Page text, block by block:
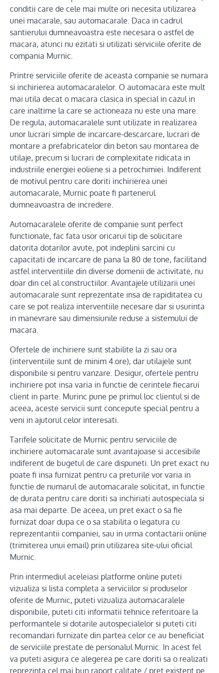
conditii care de cele mai multe ori necesita utilizarea
unei macarale, sau automacarale. Daca in cadrul
santierului dumneavoastra este necesara o astfel de
macara, atunci nu ezitati si utilizati serviciile oferite de
compania Murnic.
Printre serviciile oferite de aceasta companie se numara
si inchirierea automacaralelor. O automacara este mult
mai utila decat o macara clasica in special in cazul in
care inaltime la care se actioneaza nu este una mare.
De regula, automacaralele sunt utilizate in realizarea
unor lucrari simple de incarcare-descarcare, lucrari de
montare a prefabricatelor din beton sau montarea de
utilaje, precum si lucrari de complexitate ridicata in
industriile energiei eoliene si a petrochimiei. Indiferent
de motivul pentru care doriti inchirierea unei
automacarale, Murnic poate fi partenerul
dumneavoastra de incredere.
Automacaralele oferite de companie sunt perfect
functionale, fac fata usor oricarui tip de solicitare
datorita dotarilor avute, pot indeplini sarcini cu
capacitati de incarcare de pana la 80 de tone, facilitand
astfel interventiile din diverse domenii de activitate, nu
doar din cel al constructiilor. Avantajele utilizarii unei
automacarale sunt reprezentate insa de rapiditatea cu
care se pot realiza interventiile necesare dar si usurinta
in manevrare sau dimensiunile reduse a sistemului de
macara.
Ofertele de inchiriere sunt stabilite la zi sau ora
(interventiile sunt de minim 4 ore), dar utilajele sunt
disponibile si pentru vanzare. Desigur, ofertele pentru
inchiriere pot insa varia in functie de cerintele fiecarui
client in parte. Murinc pune pe primul loc clientul si de
aceea, aceste servicii sunt concepute special pentru a
veni in ajutorul celor interesati.
Tarifele solicitate de Murnic pentru serviciile de
inchiriere automacarale sunt avantajoase si accesibile
indiferent de bugetul de care dispuneti. Un pret exact nu
poate fi insa furnizat pentru ca preturile vor varia in
functie de numarul de automacarale solicitat, in functie
de durata pentru care doriti sa inchiriati autospeciala si
asa mai departe. De aceea, un pret exact o sa fie
furnizat doar dupa ce o sa stabilita o legatura cu
reprezentantii companiei, sau in urma contactarii online
(trimiterea unui email) prin utilizarea site-ului oficial
Murnic.
Prin intermediul aceleiasi platforme online puteti
vizualiza si lista completa a serviciilor si produselor
oferite de Murnic, puteti vizualiza automacaralele
disponibile, puteti citi informatii tehnice referitoare la
performantele si dotarile autospecialelor si puteti citi
recomandari furnizate din partea celor ce au beneficiat
de serviciile prestate de personalul Murnic. In acest fel
va puteti asigura ce alegerea pe care doriti sa o realizati
reprezinta cel mai bun raport calitate / pret existent pe